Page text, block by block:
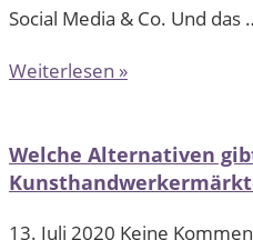
Social Media & Co. Und das
Weiterlesen »
Welche Alternativen
13. Juli 2020 Keine